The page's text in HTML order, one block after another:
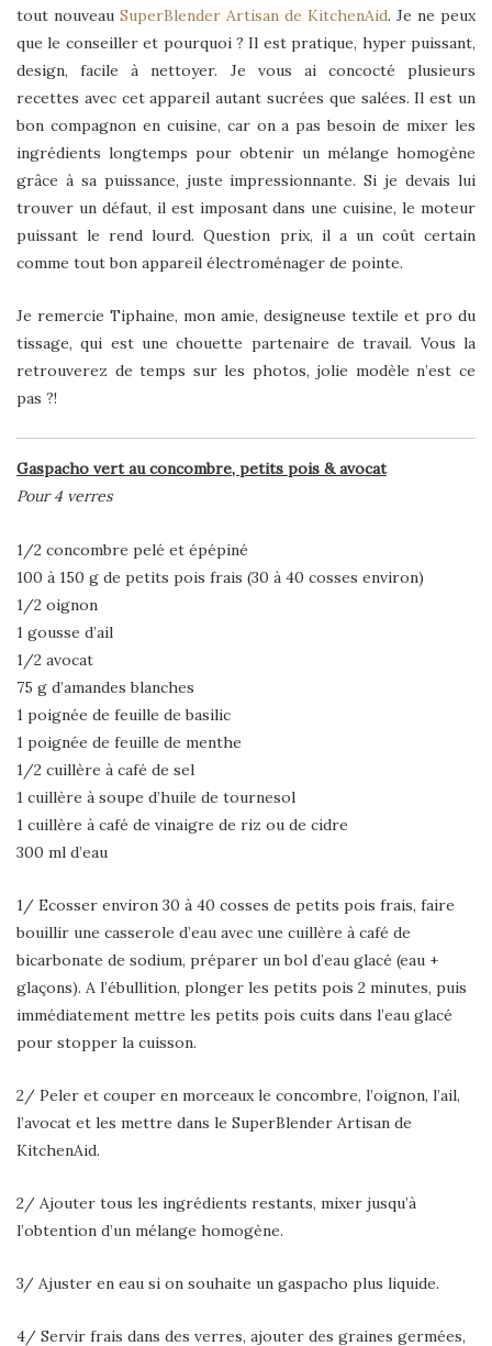
tout nouveau SuperBlender Artisan de KitchenAid. Je ne peux
que le conseiller et pourquoi ? Il est pratique, hyper puissant,
design, facile à nettoyer. Je vous ai concocté plusieurs
recettes avec cet appareil autant sucrées que salées. Il est un
bon compagnon en cuisine, car on a pas besoin de mixer les
ingrédients longtemps pour obtenir un mélange homogène
grâce à sa puissance, juste impressionnante. Si je devais lui
trouver un défaut, il est imposant dans une cuisine, le moteur
puissant le rend lourd. Question prix, il a un coût certain
comme tout bon appareil électroménager de pointe.
Je remercie Tiphaine, mon amie, designeuse textile et pro du
tissage, qui est une chouette partenaire de travail. Vous la
retrouverez de temps sur les photos, jolie modèle n’est ce
pas ?!
Gaspacho vert au concombre, petits pois & avocat
Pour 4 verres
1/2 concombre pelé et épépiné
100 à 150 g de petits pois frais (30 à 40 cosses environ)
1/2 oignon
1 gousse d’ail
1/2 avocat
75 g d’amandes blanches
1 poignée de feuille de basilic
1 poignée de feuille de menthe
1/2 cuillère à café de sel
1 cuillère à soupe d’huile de tournesol
1 cuillère à café de vinaigre de riz ou de cidre
300 ml d’eau
1/ Ecosser environ 30 à 40 cosses de petits pois frais, faire
bouillir une casserole d’eau avec une cuillère à café de
bicarbonate de sodium, préparer un bol d’eau glacé (eau +
glaçons). A l’ébullition, plonger les petits pois 2 minutes, puis
immédiatement mettre les petits pois cuits dans l’eau glacé
pour stopper la cuisson.
2/ Peler et couper en morceaux le concombre, l’oignon, l’ail,
l’avocat et les mettre dans le SuperBlender Artisan de
KitchenAid.
2/ Ajouter tous les ingrédients restants, mixer jusqu’à
l’obtention d’un mélange homogène.
3/ Ajuster en eau si on souhaite un gaspacho plus liquide.
4/ Servir frais dans des verres, ajouter des graines germées,